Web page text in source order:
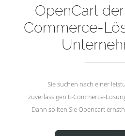
OpenCart
Commerce-
Sie suchen nach einer
zuverlässigen E-Commerce-
Dann sollten Sie Opencart